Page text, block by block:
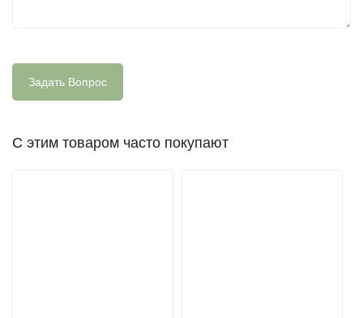
витамин Е, алкилактат, молочная кислота, отдушка, янтарная
кислота
С этим товаром часто покупают